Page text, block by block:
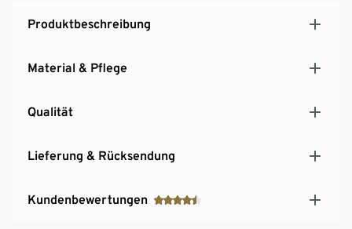
262425
Produktbeschreibung
Material & Pflege
Qualität
Lieferung & Rücksendung
Kundenbewertungen